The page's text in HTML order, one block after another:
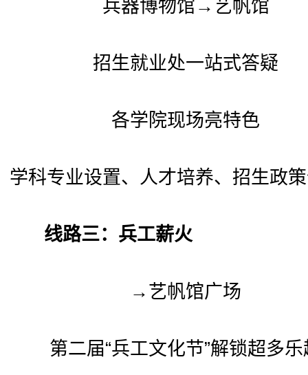
兵器博物馆→艺帆馆
招生就业处一站式答疑
各学院现场亮特色
学科专业设置、人才培养、招生政
线路三：兵工薪火
→艺帆馆广场
第二届“兵工文化节”解锁超多乐